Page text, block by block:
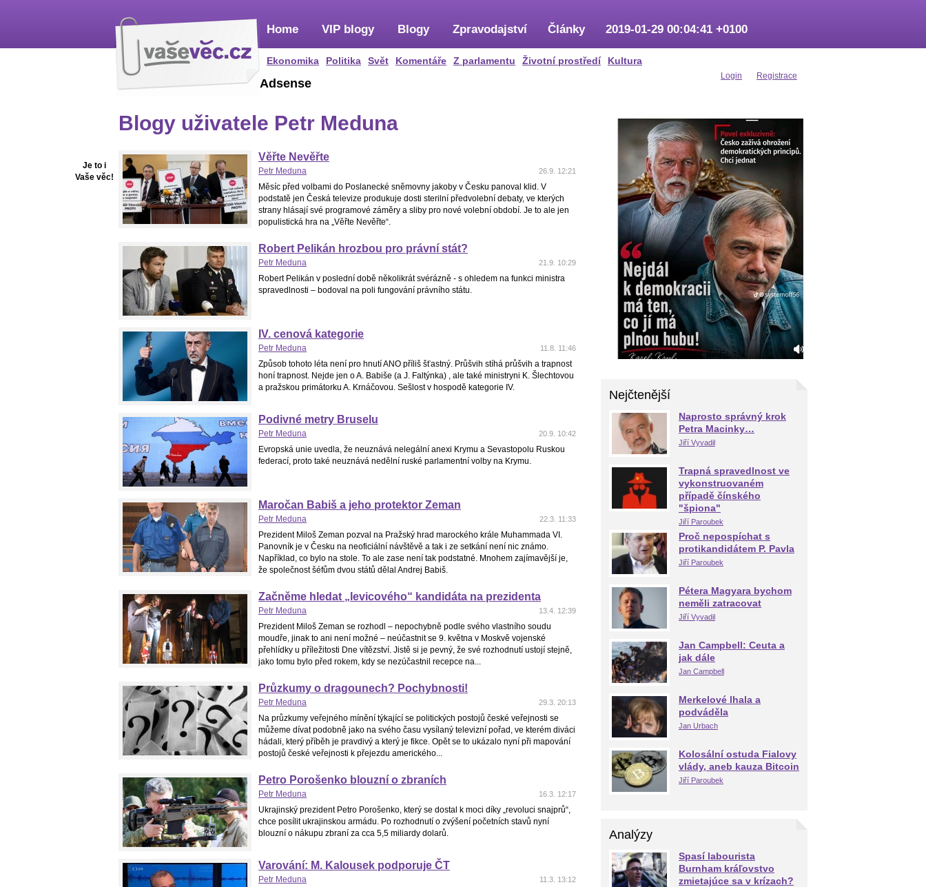
Home
Ekonomika Politika Svět Komentáře Z parlamentu Životní prostředí Kultura
VIP blogy Blogy Zpravodajství Články 2019-01-29 00:04:41 +0100
Login Registrace
Je to i
Vaše věc!
Adsense
Blogy uživatele Petr Meduna
Věřte Nevěřte
26.9. 12:21
Petr Meduna
Měsíc před volbami do Poslanecké sněmovny jakoby v Česku panoval klid. V
podstatě jen Česká televize produkuje dosti sterilní předvolební debaty, ve kterých
strany hlásají své programové záměry a sliby pro nové volební období. Je to ale jen
populistická hra na „Věřte Nevěřte“.
Robert Pelikán hrozbou pro právní stát?
21.9. 10:29
Petr Meduna
Robert Pelikán v poslední době několikrát svérázně - s ohledem na funkci ministra
spravedlnosti – bodoval na poli fungování právního státu.
IV. cenová kategorie
11.8. 11:46
Petr Meduna
Způsob tohoto léta není pro hnutí ANO příliš šťastný. Průšvih stíhá průšvih a trapnost
honí trapnost. Nejde jen o A. Babiše (a J. Faltýnka) , ale také ministryni K. Šlechtovou
a pražskou primátorku A. Krnáčovou. Sešlost v hospodě kategorie IV.
Podivné metry Bruselu
20.9. 10:42
Petr Meduna
Evropská unie uvedla, že neuznává nelegální anexi Krymu a Sevastopolu Ruskou
federací, proto také neuznává nedělní ruské parlamentní volby na Krymu.
Maročan Babiš a jeho protektor Zeman
22.3. 11:33
Petr Meduna
Prezident Miloš Zeman pozval na Pražský hrad marockého krále Muhammada VI.
Panovník je v Česku na neoficiální návštěvě a tak i ze setkání není nic známo.
Například, co bylo na stole. To ale zase není tak podstatné. Mnohem zajímavější je,
že společnost šéfům dvou států dělal Andrej Babiš.
Začněme hledat „levicového“ kandidáta na prezidenta
13.4. 12:39
Petr Meduna
Prezident Miloš Zeman se rozhodl – nepochybně podle svého vlastního soudu
moudře, jinak to ani není možné – neúčastnit se 9. května v Moskvě vojenské
přehlídky u příležitosti Dne vítězství. Jistě si je pevný, že své rozhodnutí ustojí stejně,
jako tomu bylo před rokem, kdy se nezúčastnil recepce na...
Průzkumy o dragounech? Pochybnosti!
29.3. 20:13
Petr Meduna
Na průzkumy veřejného mínění týkající se politických postojů české veřejnosti se
můžeme dívat podobně jako na svého času vysílaný televizní pořad, ve kterém diváci
hádali, který příběh je pravdivý a který je fikce. Opět se to ukázalo nyní při mapování
postojů české veřejnosti k přejezdu amerického...
Petro Porošenko blouzní o zbraních
16.3. 12:17
Petr Meduna
Ukrajinský prezident Petro Porošenko, který se dostal k moci díky „revoluci snajprů“,
chce posílit ukrajinskou armádu. Po rozhodnutí o zvýšení početních stavů nyní
blouzní o nákupu zbraní za cca 5,5 miliardy dolarů.
Varování: M. Kalousek podporuje ČT
11.3. 13:12
Petr Meduna
Nejčtenější
Naprosto správný krok
Petra Macinky…
Jiří Vyvadil
Trapná spravedlnost ve
vykonstruovaném
případě čínského
"špiona"
Jiří Paroubek
Proč nepospíchat s
protikandidátem P. Pavla
Jiří Paroubek
Pétera Magyara bychom
neměli zatracovat
Jiří Vyvadil
Jan Campbell: Ceuta a
jak dále
Jan Campbell
Merkelové lhala a
podváděla
Jan Urbach
Kolosální ostuda Fialovy
vlády, aneb kauza Bitcoin
Jiří Paroubek
Analýzy
Spasí labourista
Burnham kráľovstvo
zmietajúce sa v krízach?